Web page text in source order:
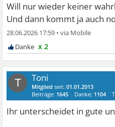
Will nur wieder keiner
Und dann kommt ja auch
28.06.2026 17:59 •
x 2
T Toni
Mitglied seit:01.01.2013
Beiträge: 1645 Danke: 1104
Ihr unterscheidet in gute